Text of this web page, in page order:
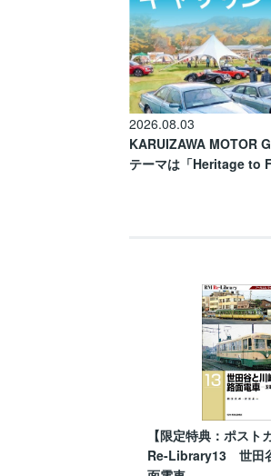
2026.08.03
KARUIZAWA MOTOR
テーマは「Heritage to
【限定特典：ポスト
Re-Library13 世田